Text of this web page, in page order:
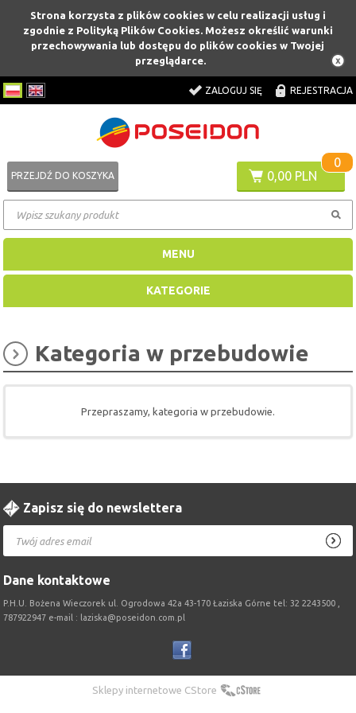
Strona korzysta z plików cookies w celu realizacji usług i
zgodnie z Polityką Plików Cookies. Możesz określić warunki
przechowywania lub dostępu do plików cookies w Twojej
przeglądarce.
ZALOGUJ SIĘ REJESTRACJA
0,00 PLN
0
PRZEJDŹ DO KOSZYKA
MENU
KATEGORIE
Kategoria w przebudowie
Przepraszamy, kategoria w przebudowie.
Zapisz się do newslettera
Dane kontaktowe
P.H.U. Bożena Wieczorek ul. Ogrodowa 42a 43-170 Łaziska Górne tel: 32 2243500 ,
787922947 e-mail : laziska@poseidon.com.pl
Sklepy internetowe CStore